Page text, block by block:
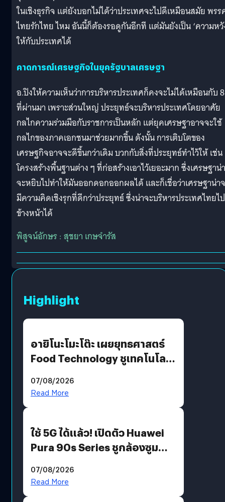
ในเชิงธุรกิจ แต่ยังบอกไม่ได้ว่าประเทศจะไปดีเหมือนสมัย พรร
ไทยรักไทย ไหม อันนี้ก็ต้องรอดูกันอีกที แต่มันยังเป็น ‘ความหวั
ให้กับประเทศได้
คาดการณ์เศรษฐกิจในยุครัฐบาลเศรษฐา
อ.ปิงให้ความเห็นว่าการบริหารประเทศก็คงจะไม่ได้เหมือนกับ
ที่ผ่านมา เพราะส่วนใหญ่ ประยุทธ์จะบริหารประเทศโดยอาศัย
กลไกความร่วมมือกับราชการเป็นหลัก แต่ยุคเศรษฐาอาจจะใช้
กลไกของภาคเอกชนมาช่วยมากขึ้น ดังนั้น การเติบโตของ
เศรษฐกิจอาจจะดีขึ้นกว่าเดิม บวกกับสิ่งที่ประยุทธ์ทำไว้ให้ เช่น
โครงสร้างพื้นฐานต่าง ๆ ที่ก่อสร้างเอาไว้เยอะมาก ซึ่งเศรษฐาน่า
จะหยิบไปทำให้มันออกดอกออกผลได้ และก็เชื่อว่าเศรษฐาน่า
มีความคิดเชิงรุกที่ดีกว่าประยุทธ์ ซึ่งน่าจะบริหารประเทศไทยไป
ข้างหน้าได้
พิสูจน์อักษร : สุชยา เกษจำรัส
Highlight
อายิโนะโมะโต๊ะ เผยยุทธศาสตร์
Food Technology ชูเทคโนโลยี
บริโภคและ B2B
07/08/2026
Read More
ใช้ 5G ได้แล้ว! เปิดตัว Huawei
Pura 90s Series ชูกล้องซูม
07/08/2026
Read More